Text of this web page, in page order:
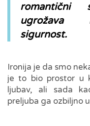
romantični
ugrožava
sigurnost.
Ironija je da smo
je to bio prostor u
ljubav, ali sada
preljuba ga ozbiljno